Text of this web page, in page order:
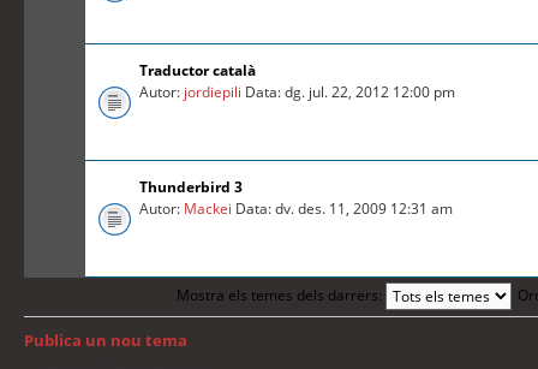
Traductor català
Autor: jordiepili Data: dg. jul. 22, 2012 12:00 pm
Thunderbird 3
Autor: Mackei Data: dv. des. 11, 2009 12:31 am
Mostra els temes dels darrers:
Publica un nou tema